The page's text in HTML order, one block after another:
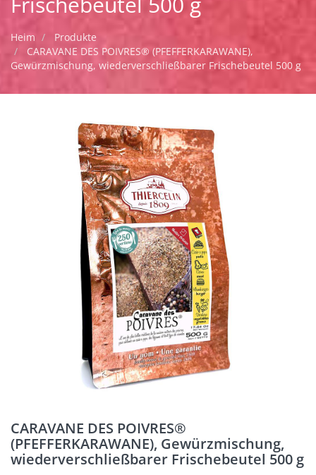
Heim
Produkte
CARAVANE DES POIVRES® (PFEFFERKARAWANE),
Gewürzmischung, wiederverschließbarer Frischebeutel 500 g
CARAVANE DES POIVRES®
(PFEFFERKARAWANE), Gewürzmischung,
wiederverschließbarer Frischebeutel 500 g